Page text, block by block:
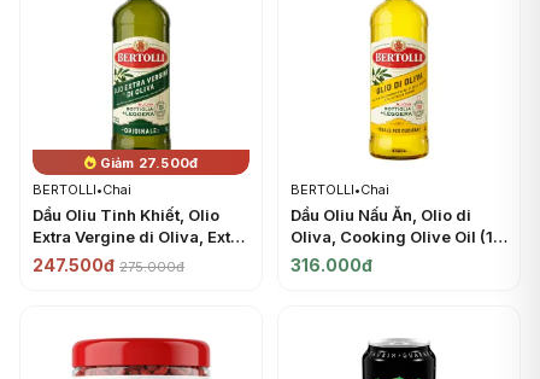
Giảm 27.500đ
BERTOLLI•Chai
Dầu Oliu Tinh Khiết, Olio
Extra Vergine di Oliva, Extra
Virgin Olive Oil (1L) -
247.500đ 275.000đ
BERTOLLI•Chai
Dầu Oliu Nấu Ăn, Olio di
Oliva, Cooking Olive Oil (1L)
- BERTOLLI
316.000đ